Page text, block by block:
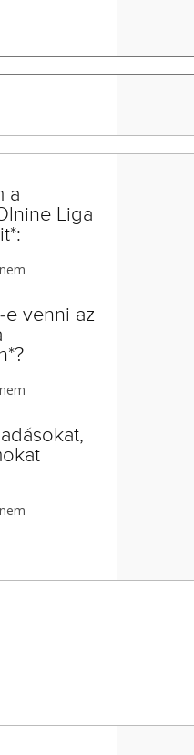
a
Liga
nem
e venni az
nem
nem